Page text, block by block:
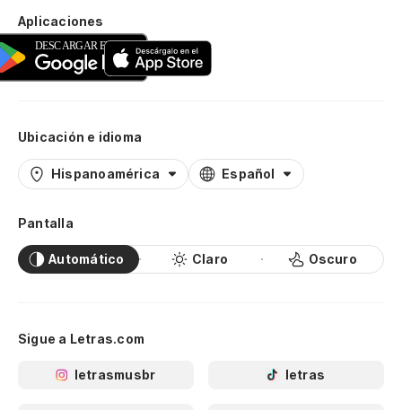
Aplicaciones
Ubicación e idioma
Hispanoamérica Español
Pantalla
Automático Claro Oscuro
Sigue a Letras.com
letrasmusbr letras